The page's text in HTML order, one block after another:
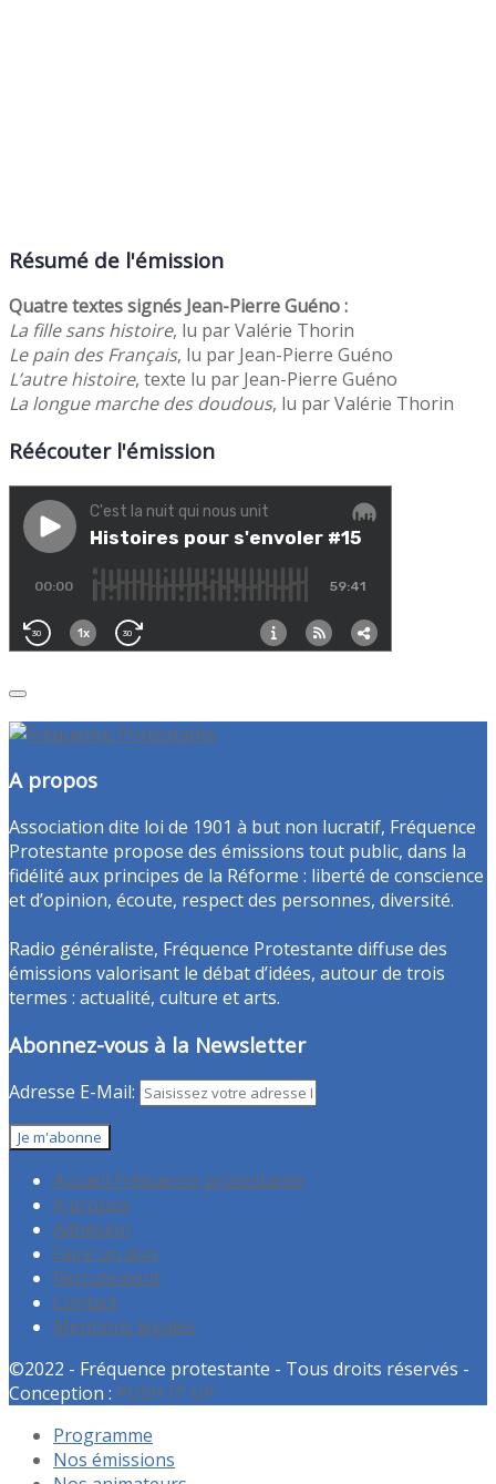
Résumé de l'émission
Quatre textes signés Jean-Pierre Guéno :
La fille sans histoire, lu par Valérie Thorin
Le pain des Français, lu par Jean-Pierre Guéno
L’autre histoire, texte lu par Jean-Pierre Guéno
La longue marche des doudous, lu par Valérie Thorin
Réécouter l'émission
A propos
Association dite loi de 1901 à but non lucratif, Fréquence
Protestante propose des émissions tout public, dans la
fidélité aux principes de la Réforme : liberté de conscience
et d’opinion, écoute, respect des personnes, diversité.
Radio généraliste, Fréquence Protestante diffuse des
émissions valorisant le débat d’idées, autour de trois
termes : actualité, culture et arts.
Abonnez-vous à la Newsletter
Adresse E-Mail:
Accueil Fréquence protestante
A propos
Adhésion
Faire un don
Recrutement
Contact
Mentions légales
©2022 - Fréquence protestante - Tous droits réservés -
Conception : PUSH IT UP
Programme
Nos émissions